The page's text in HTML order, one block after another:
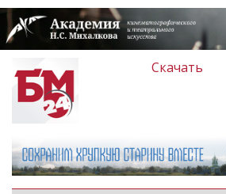
Скачать